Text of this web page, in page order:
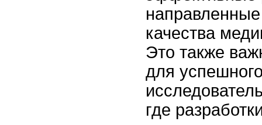
качества
Это также
для
где